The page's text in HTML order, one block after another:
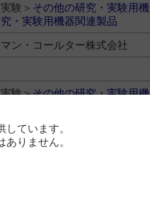
験＞ その他の研究・実験用機
・実験用機器関連製品
ン・コールター株式会社
験＞その他の研究・実験用機
ン・コールター株式会社
ています。
りません。